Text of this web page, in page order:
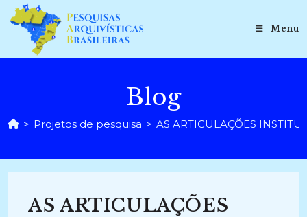
para
conteúdo
Menu
Blog
> Projetos de pesquisa > AS ARTICULAÇÕES
AS ARTICULAÇÕES